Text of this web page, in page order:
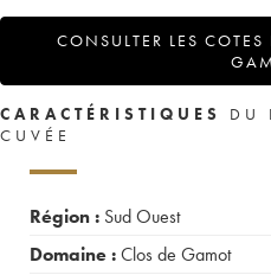
CONSULTER LES
CARACTÉRISTIQUES
DU
CUVÉE
Région : Sud Ouest
Domaine :Clos de Gamot